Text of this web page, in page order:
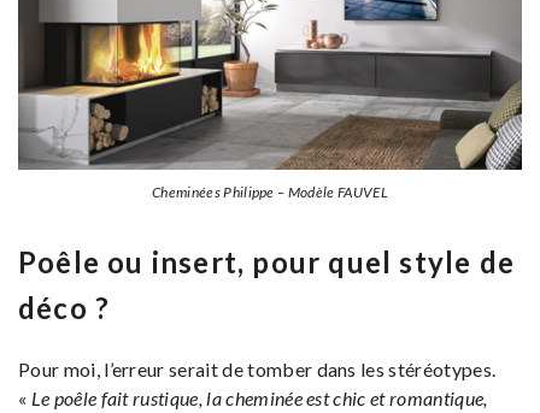
Cheminées Philippe – Modèle FAUVEL
Poêle ou insert, pour quel style de
déco ?
Pour moi, l’erreur serait de tomber dans les stéréotypes.
« Le poêle fait rustique, la cheminée est chic et romantique,